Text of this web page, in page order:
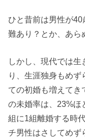
ひと昔前は男性が
難あり？とか、あら
しかし、現代では
り、生涯独身もめ
ての初婚も増えて
の未婚率は、23%ほ
組に1組離婚する時
チ男性はさしてめず